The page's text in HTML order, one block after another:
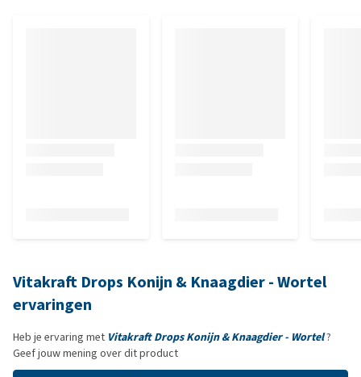
Vitakraft Drops Konijn & Knaagdier - Wortel
ervaringen
Heb je ervaring met Vitakraft Drops Konijn & Knaagdier - Wortel?
Geef jouw mening over dit product